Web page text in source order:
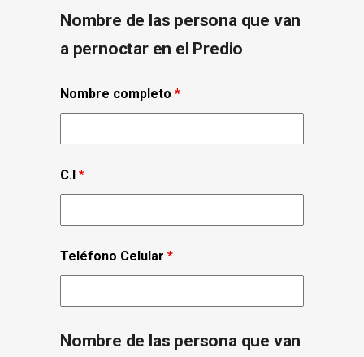
Nombre de las persona que van
a pernoctar en el Predio
Nombre completo *
C.I *
Teléfono Celular *
Nombre de las persona que van